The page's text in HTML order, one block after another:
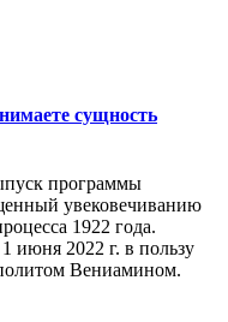
сущность
программы
увековечиванию
1922 года.
июня 2022 г. в пользу
Вениамином.